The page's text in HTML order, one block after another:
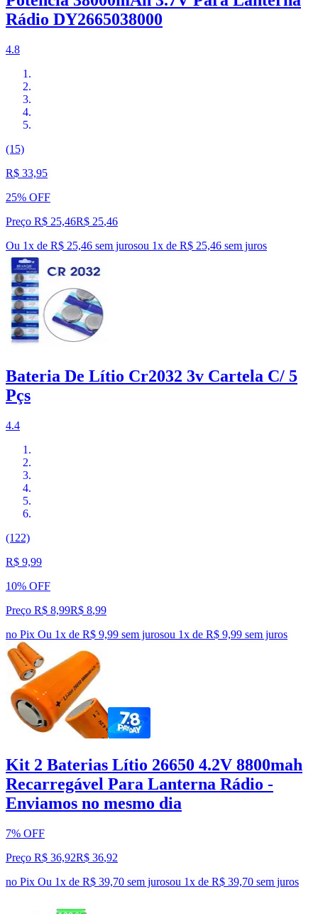
Rádio DY2665038000
4.8
(15)
R$ 33,95
25% OFF
Preço R$ 25,46R$ 25,46
Ou 1x de R$ 25,46 sem jurosou 1x de R$ 25,46 sem juros
Bateria De Lítio Cr2032 3v Cartela C/ 5
Pçs
4.4
(122)
R$ 9,99
10% OFF
Preço R$ 8,99R$ 8,99
no Pix Ou 1x de R$ 9,99 sem jurosou 1x de R$ 9,99 sem juros
Kit 2 Baterias Lítio 26650 4.2V 8800mah
Recarregável Para Lanterna Rádio -
Enviamos no mesmo dia
7% OFF
Preço R$ 36,92R$ 36,92
no Pix Ou 1x de R$ 39,70 sem jurosou 1x de R$ 39,70 sem juros